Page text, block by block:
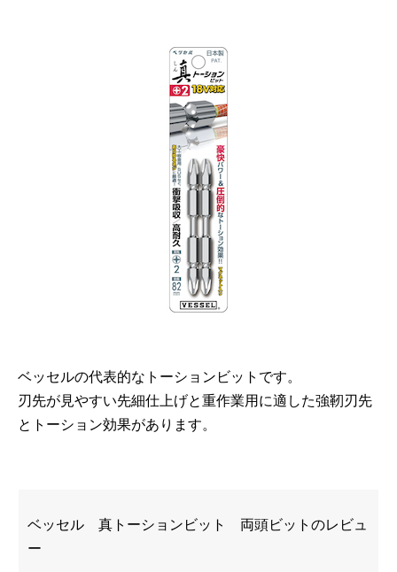
ベッセルの代表的なトーションビットです。
刃先が見やすい先細仕上げと重作業用に適した強靭刃先
とトーション効果があります。
ベッセル 真トーションビット 両頭ビットのレビュ
ー